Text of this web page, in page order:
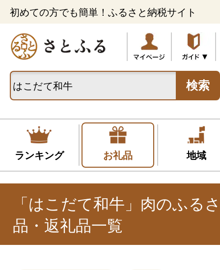
初めての方でも簡単！ふるさと納税サイト
検索
ランキング お礼品 地域
「はこだて和牛」肉のふる
品・返礼品一覧